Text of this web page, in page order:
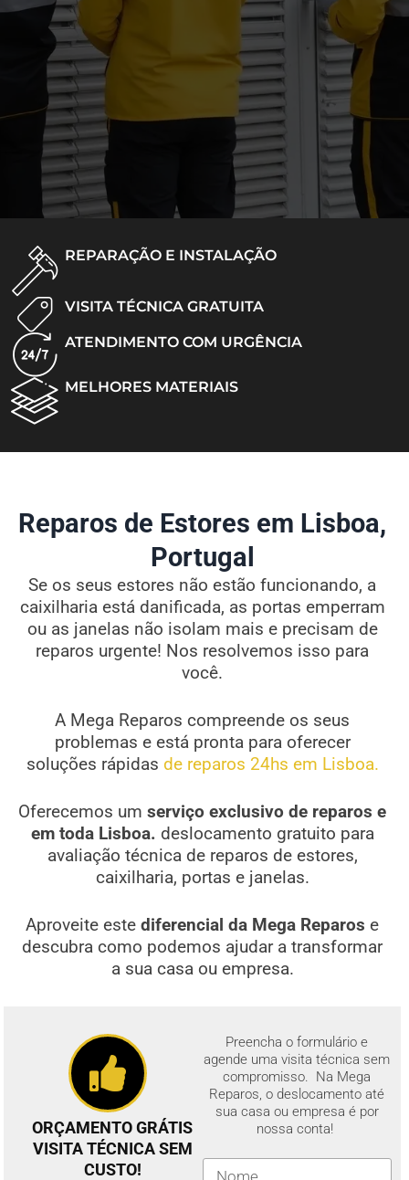
REPARAÇÃO E INSTALAÇÃO
VISITA TÉCNICA GRATUITA
ATENDIMENTO COM URGÊNCIA
MELHORES MATERIAIS
Reparos de Estores em Lisboa,
Portugal
Se os seus estores não estão funcionando, a
caixilharia está danificada, as portas emperram
ou as janelas não isolam mais e precisam de
reparos urgente! Nos resolvemos isso para
você.
A Mega Reparos compreende os seus
problemas e está pronta para oferecer
soluções rápidas de reparos 24hs em Lisboa.
Oferecemos um serviço exclusivo de reparos e
em toda Lisboa. deslocamento gratuito para
avaliação técnica de reparos de estores,
caixilharia, portas e janelas.
Aproveite estediferencial da Mega Reparos e
descubra como podemos ajudar a transformar
a sua casa ou empresa.
ORÇAMENTO GRÁTIS
VISITA TÉCNICA SEM
CUSTO!
Preencha o formulário e
agende uma visita técnica sem
compromisso. Na Mega
Reparos, o deslocamento até
sua casa ou empresa é por
nossa conta!